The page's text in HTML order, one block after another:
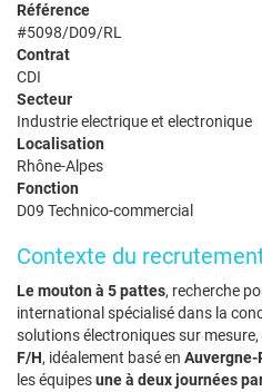
Référence
#5098/D09/RL
Contrat
CDI
Secteur
Industrie electrique et electronique
Localisation
Rhône-Alpes
Fonction
D09 Technico-commercial
Contexte du
Le mouton à 5 pattes, recherche
international spécialisé dans la
solutions électroniques sur
F/H, idéalement basé en Auvergne-
les équipesune à deux journées